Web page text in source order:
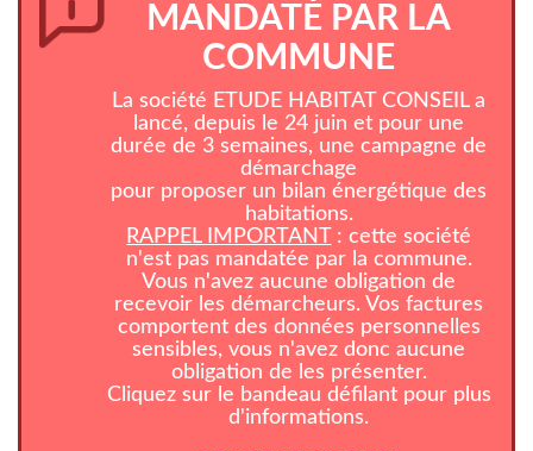
MANDATÉ PAR LA
COMMUNE
La société ETUDE HABITAT CONSEIL a
lancé, depuis le 24 juin et pour une
durée de 3 semaines, une campagne de
démarchage
pour proposer un bilan énergétique des
habitations.
RAPPEL IMPORTANT : cette société
n'est pas mandatée par la commune.
Vous n'avez aucune obligation de
recevoir les démarcheurs. Vos factures
comportent des données personnelles
sensibles, vous n'avez donc aucune
obligation de les présenter.
Cliquez sur le bandeau défilant pour plus
d'informations.